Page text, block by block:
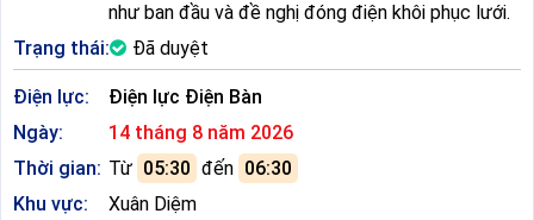
như ban đầu và đề nghị đóng điện khôi phục lưới.
Trạng thái:
Đã duyệt
Điện lực:
Điện lực Điện Bàn
Ngày:
14 tháng 8 năm 2026
Thời gian: Từ 05:30 đến 06:30
Khu vực:
Xuân Diệm